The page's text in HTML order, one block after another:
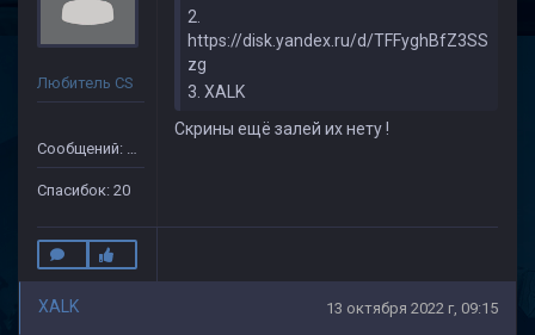
Любитель CS
Сообщений: 149
Спасибок: 20
2.
https://disk.yandex.ru/d/TFFyghBfZ3SS
zg
3. XALK
Скрины ещё залей их нету !
XALK 13 октября 2022 г, 09:15